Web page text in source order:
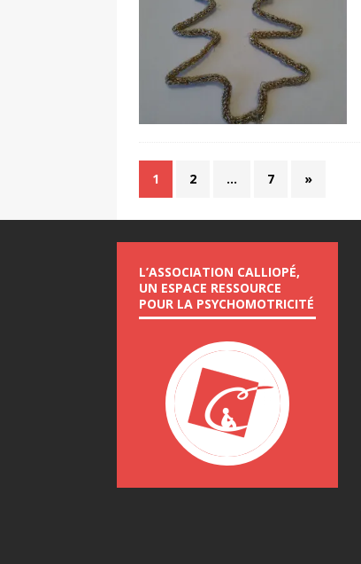
1 2 … 7 »
L’ASSOCIATION CALLIOPÉ,
UN ESPACE RESSOURCE
POUR LA PSYCHOMOTRICITÉ